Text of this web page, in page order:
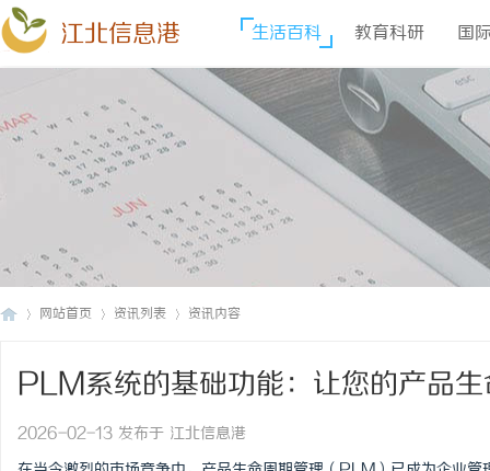
江北信息港 生活百科 教育科研 国
网站首页 资讯列表 资讯内容
PLM系统的基础功能：让您的产品
2026-02-13 发布于 江北信息港